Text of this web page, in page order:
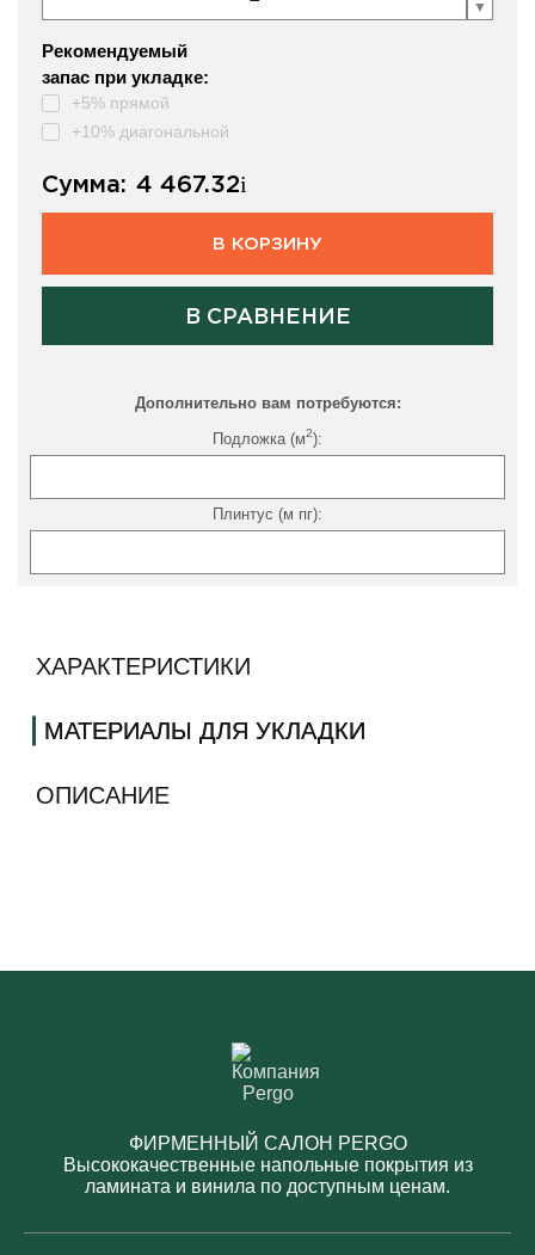
Дополнительно вам потребуются:
Подложка (м2):
Плинтус (м пг):
Рекомендуемый
запас при укладке:
+5% прямой
+10% диагональной
Сумма: 4 467.32i
В КОРЗИНУ
В СРАВНЕНИЕ
ХАРАКТЕРИСТИКИ
МАТЕРИАЛЫ ДЛЯ УКЛАДКИ
ОПИСАНИЕ
ФИРМЕННЫЙ САЛОН PERGO
Высококачественные напольные покрытия из
ламината и винила по доступным ценам.